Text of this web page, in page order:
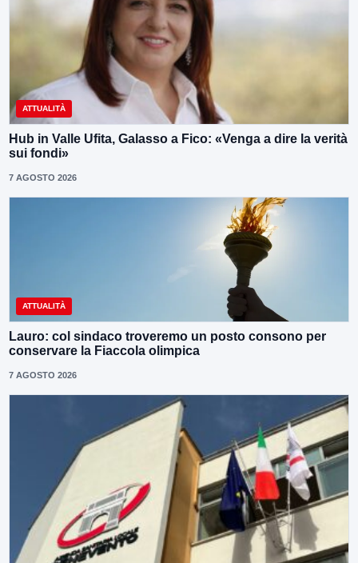
ATTUALITÀ
Hub in Valle Ufita, Galasso a Fico: «Venga a dire la verità
sui fondi»
7 AGOSTO 2026
ATTUALITÀ
Lauro: col sindaco troveremo un posto consono per
conservare la Fiaccola olimpica
7 AGOSTO 2026